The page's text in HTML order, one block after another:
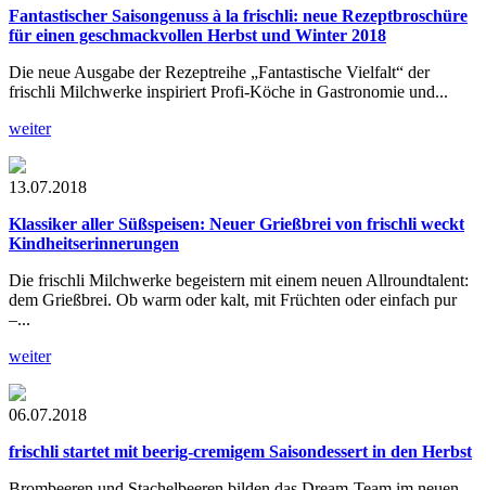
Fantastischer Saisongenuss à la frischli: neue Rezeptbroschüre
für einen geschmackvollen Herbst und Winter 2018
Die neue Ausgabe der Rezeptreihe „Fantastische Vielfalt“ der
frischli Milchwerke inspiriert Profi-Köche in Gastronomie und...
weiter
13.07.2018
Klassiker aller Süßspeisen: Neuer Grießbrei von frischli weckt
Kindheitserinnerungen
Die frischli Milchwerke begeistern mit einem neuen Allroundtalent:
dem Grießbrei. Ob warm oder kalt, mit Früchten oder einfach pur
–...
weiter
06.07.2018
frischli startet mit beerig-cremigem Saisondessert in den Herbst